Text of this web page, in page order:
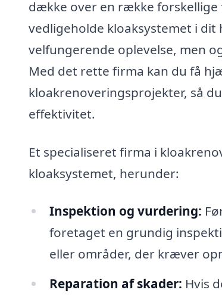
dække over en række
vedligeholde kloaksystemet i
velfungerende oplevelse, men
Med det rette firma kan du få
kloakrenoveringsprojekter, så
effektivitet.
Et specialiseret firma i
kloaksystemet, herunder:
Inspektion og vurdering:
foretaget en grundig
eller områder, der kræver
Reparation af skader: Hvis